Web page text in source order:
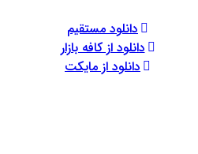
دانلود مستقیم
دانلود از کافه بازار
دانلود از مایکت